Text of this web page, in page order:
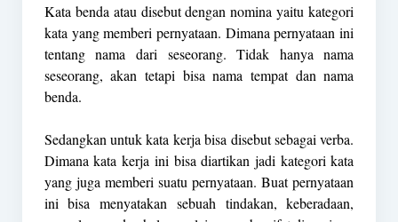
Kata benda atau disebut dengan nomina yaitu kategori
kata yang memberi pernyataan. Dimana pernyataan ini
tentang nama dari seseorang. Tidak hanya nama
seseorang, akan tetapi bisa nama tempat dan nama
benda.
Sedangkan untuk kata kerja bisa disebut sebagai verba.
Dimana kata kerja ini bisa diartikan jadi kategori kata
yang juga memberi suatu pernyataan. Buat pernyataan
ini bisa menyatakan sebuah tindakan, keberadaan,